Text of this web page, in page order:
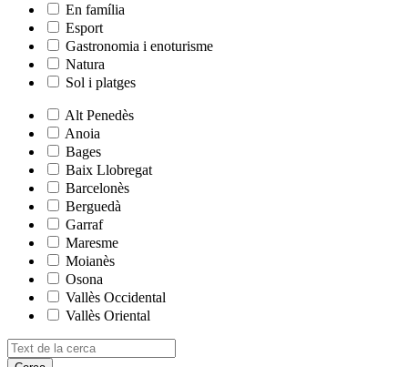
En família
Esport
Gastronomia i enoturisme
Natura
Sol i platges
Alt Penedès
Anoia
Bages
Baix Llobregat
Barcelonès
Berguedà
Garraf
Maresme
Moianès
Osona
Vallès Occidental
Vallès Oriental